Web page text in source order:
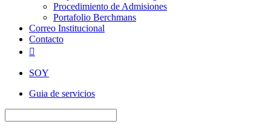
Procedimiento de Admisiones
Portafolio Berchmans
Correo Institucional
Contacto

SOY
Guia de servicios